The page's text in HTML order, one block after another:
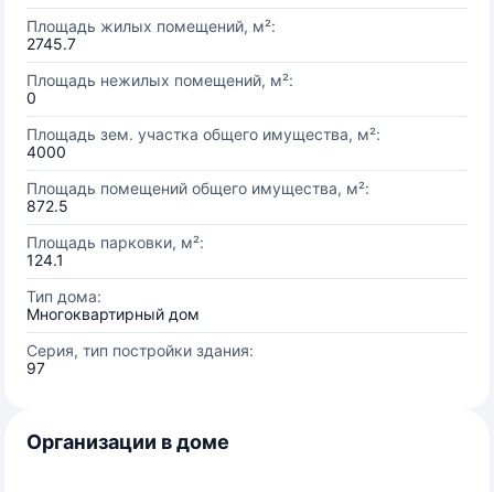
Площадь жилых помещений, м²:
2745.7
Площадь нежилых помещений, м²:
0
Площадь зем. участка общего имущества, м²:
4000
Площадь помещений общего имущества, м²:
872.5
Площадь парковки, м²:
124.1
Тип дома:
Многоквартирный дом
Серия, тип постройки здания:
97
Организации в доме